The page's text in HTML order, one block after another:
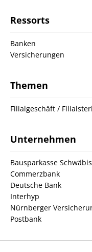
Ressorts
Banken
Versicherungen
Themen
Filialgeschäft /
Unternehmen
Bausparkasse
Commerzbank
Deutsche Bank
Interhyp
Nürnberger
Postbank